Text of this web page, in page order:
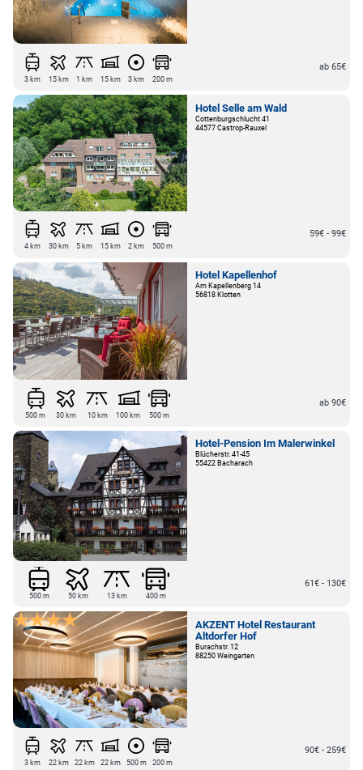
3 km 15 km 1 km 15 km 3 km 200 m
ab 65€
Hotel Selle am Wald
Cottenburgschlucht 41
44577 Castrop-Rauxel
4 km 30 km 5 km 15 km 2 km 500 m
59€ - 99€
Hotel Kapellenhof
Am Kapellenberg 14
56818 Klotten
500 m 30 km 10 km 100 km 500 m
ab 90€
Hotel-Pension Im Malerwinkel
Blücherstr. 41-45
55422 Bacharach
500 m 50 km 13 km 400 m
61€ - 130€
AKZENT Hotel Restaurant
Altdorfer Hof
Burachstr. 12
88250 Weingarten
3 km 22 km 22 km 22 km 500 m 200 m
90€ - 259€